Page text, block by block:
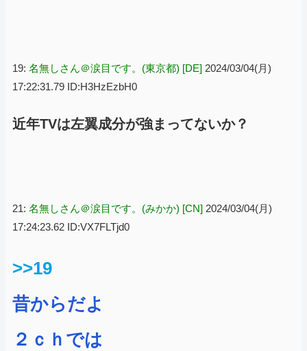
19: 名無しさん＠涙目です。(東京都) [DE] 2024/03/04(月)
17:22:31.79 ID:H3HzEzbH0
近年TVは左翼成分が強まってないか？
21: 名無しさん＠涙目です。(みかか) [CN] 2024/03/04(月)
17:24:23.62 ID:VX7FLTjd0
>>19
昔からだよ
２ｃｈでは